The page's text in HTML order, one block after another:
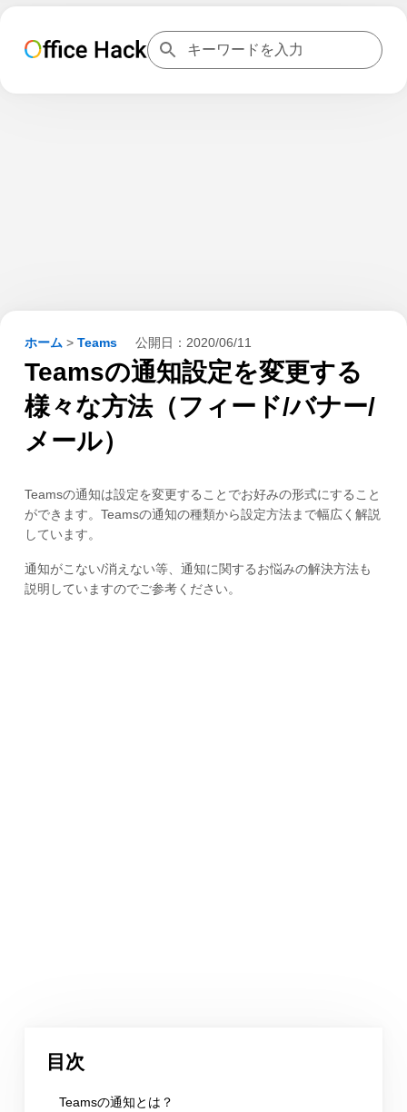
ホーム > Teams 公開日： 2020/06/11
Teamsの通知設定を変更する
様々な方法（フィード/バナー/
メール）
Teamsの通知は設定を変更することでお好みの形式にすること
ができます。Teamsの通知の種類から設定方法まで幅広く解説
しています。
通知がこない/消えない等、通知に関するお悩みの解決方法も
説明していますのでご参考ください。
目次
Teamsの通知とは？